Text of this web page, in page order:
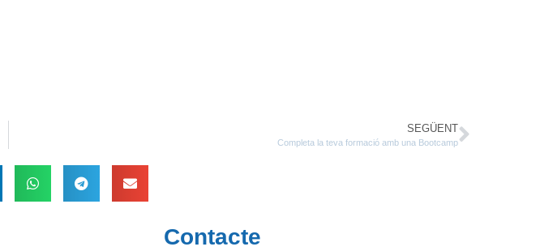
SEGÜENT
Completa la teva formació amb una Bootcamp
Contacte